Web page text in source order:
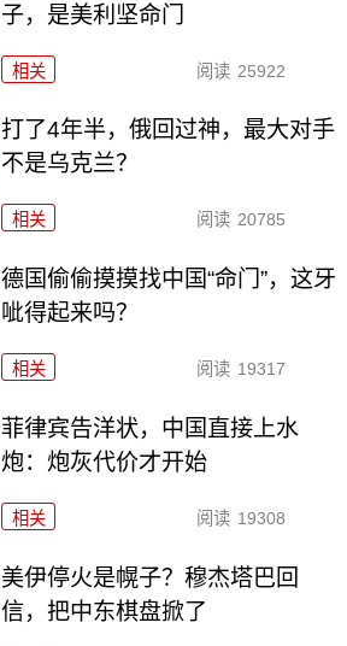
子，是美利坚命门
相关 阅读 25922
打了4年半，俄回过神，最大对手
不是乌克兰？
相关 阅读 20785
德国偷偷摸摸找中国“命门”，这牙
呲得起来吗？
相关 阅读 19317
菲律宾告洋状，中国直接上水
炮：炮灰代价才开始
相关 阅读 19308
美伊停火是幌子？穆杰塔巴回
信，把中东棋盘掀了